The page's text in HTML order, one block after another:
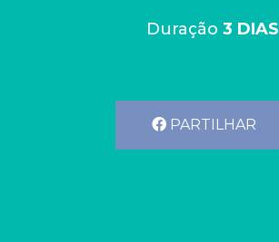
Duração 3 DIAS
PARTILHAR